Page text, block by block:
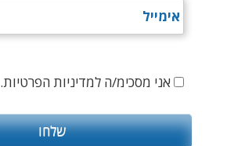
אני מסכימ/ה למדיניות הפרטיות.